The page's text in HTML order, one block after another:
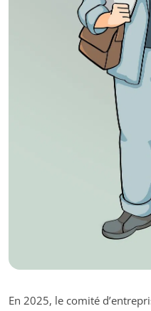
En 2025, le comité